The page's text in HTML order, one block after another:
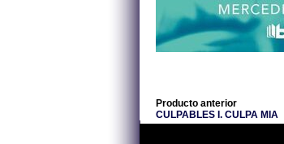
Producto anterior
CULPABLES I. CULPA MIA